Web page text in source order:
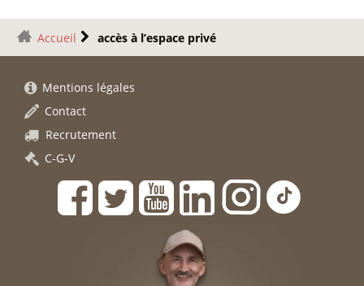
Accueil accès à l’espace privé
Mentions légales
Contact
Recrutement
C-G-V